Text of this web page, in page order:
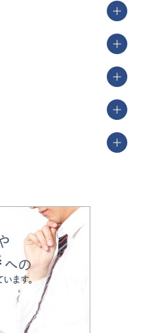
茨城県
長野県
奈良県
和歌山県
広島県
高知県
ンキング
成功させる方法
最短距離の学力
リアル